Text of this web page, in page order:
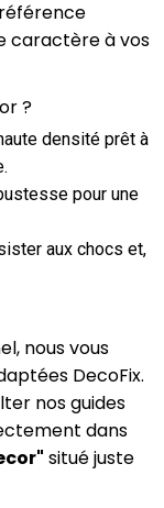
caractère à vos
?
densité prêt à
pour une
aux chocs et,
nous vous
DecoFix.
nos guides
dans
situé juste